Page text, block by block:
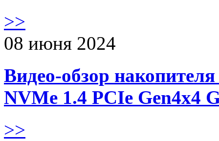
>>
08 июня 2024
Видео-обзор
NVMe 1.4 PCIe Gen4х4
>>